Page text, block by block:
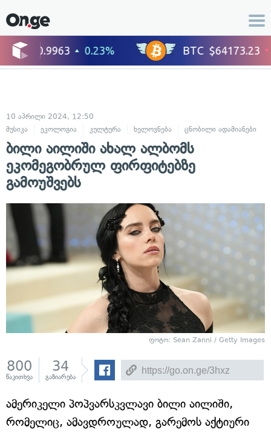
10 აპრილი 2024, 12:50
მუსიკა
ეკოლოგია კულტურა ხელოვნება ცნობილი ადამიანები
ბილი აილიში ახალ ალბომს
ეკომეგობრულ ფირფიტებზე
გამოუშვებს
ფოტო: Sean Zanni / Getty Images
800
წაკითხვა
34
გაზიარება
ამერიკელი პოპვარსკვლავი ბილი აილიში,
რომელიც, ამავდროულად, გარემოს აქტიური